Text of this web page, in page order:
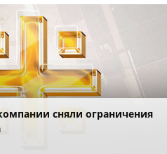
сняли ограничения